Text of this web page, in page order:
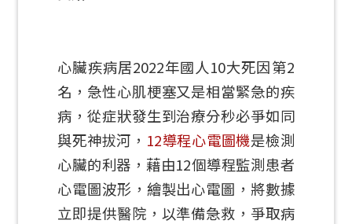
心臟疾病居2022年國人10大死因第2
名，急性心肌梗塞又是相當緊急的疾
病，從症狀發生到治療分秒必爭如同
與死神拔河， 12導程心電圖機是檢測
心臟的利器，藉由12個導程監測患者
心電圖波形，繪製出心電圖，將數據
立即提供醫院，以準備急救，爭取病